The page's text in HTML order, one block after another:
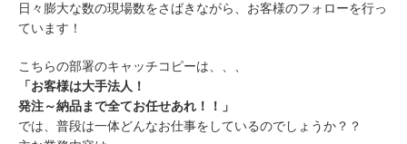
日々膨大な数の現場数をさばきながら、お客様のフォローを行っ
ています！
こちらの部署のキャッチコピーは、、、
「お客様は大手法人！
発注～納品まで全てお任せあれ！！」
では、普段は一体どんなお仕事をしているのでしょうか？？